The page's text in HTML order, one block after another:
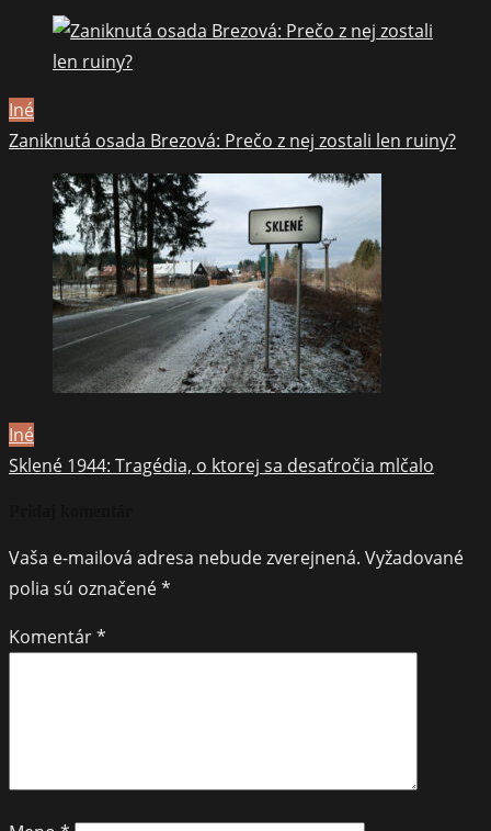
Iné
Zaniknutá osada Brezová: Prečo z nej zostali len ruiny?
Iné
Sklené 1944: Tragédia, o ktorej sa desaťročia mlčalo
Vaša e-mailová adresa nebude zverejnená. Vyžadované
polia sú označené*
Komentár*